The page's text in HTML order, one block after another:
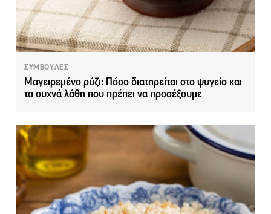
ΣΥΜΒΟΥΛΕΣ
Μαγειρεμένο ρύζι: Πόσο διατηρείται στο ψυγείο και
τα συχνά λάθη που πρέπει να προσέξουμε